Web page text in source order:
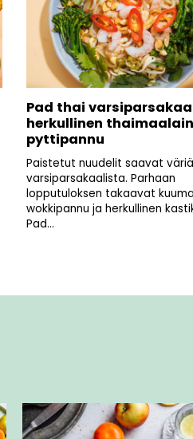
Pad thai
herkullinen
pyttipannu
Paistetut nuudelit saavat väriä
varsiparsakaalista. Parhaan
lopputuloksen takaavat
wokkipannu ja herkullinen
Pad...